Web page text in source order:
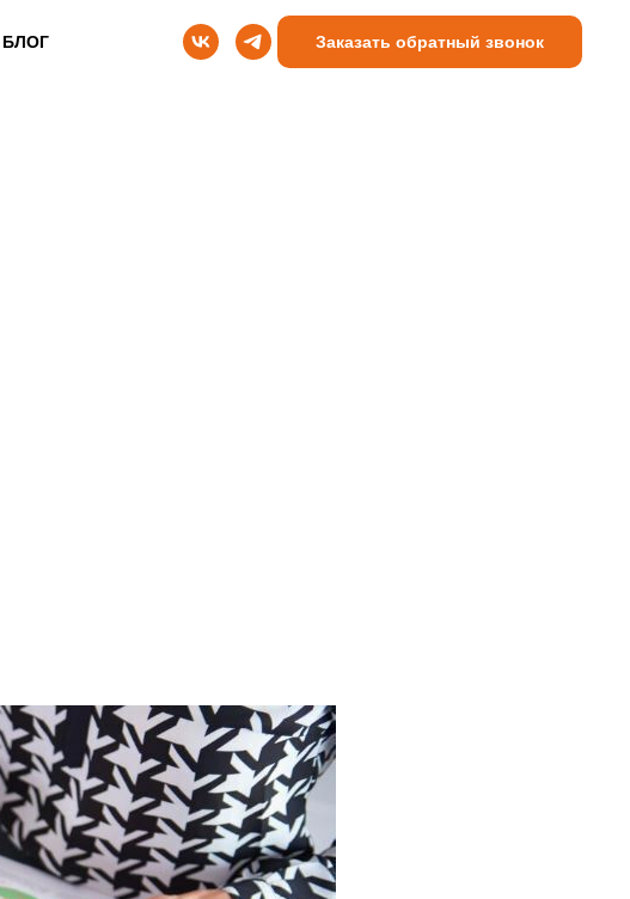
БЛОГ Заказать обратный звонок